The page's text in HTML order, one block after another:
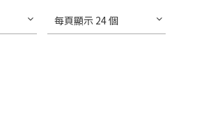
每頁顯示 24 個